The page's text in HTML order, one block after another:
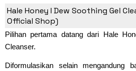
1. Hale Honey I Dew
Hale Honey I Dew Soothing Gel
Official Shop)
Pilihan pertama datang dari Hale
Cleanser.
Diformulasikan selain mengandung